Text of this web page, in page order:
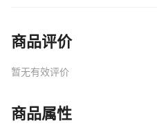
商品评价
暂无有效评价
商品属性